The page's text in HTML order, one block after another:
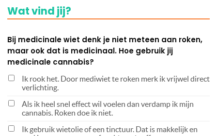
Wat vind jij?
Bij medicinale wiet denk je niet meteen aan roken,
maar ook dat is medicinaal. Hoe gebruik jij
medicinale cannabis?
Ik rook het. Door mediwiet te roken merk ik vrijwel direct
verlichting.
Als ik heel snel effect wil voelen dan verdamp ik mijn
cannabis. Roken doe ik niet.
Ik gebruik wietolie of een tinctuur. Dat is makkelijk en